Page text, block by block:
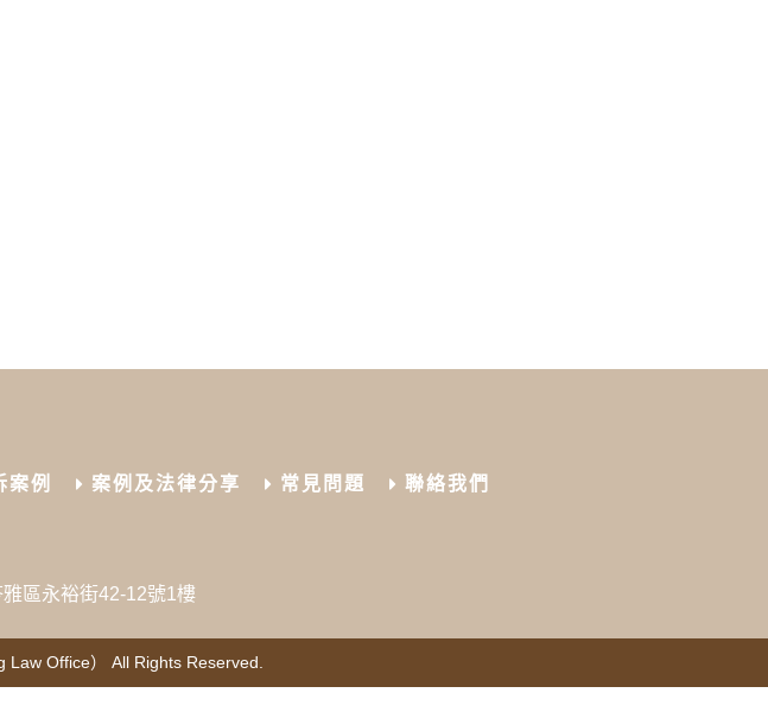
案例 案例及法律分享 常見問題 聯絡我們
區永裕街42-12號1樓
Law Office） All Rights Reserved.